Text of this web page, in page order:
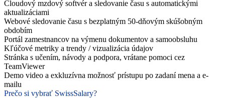
Cloudový mzdový softvér a sledovanie času s automatickými
aktualizáciami
Webové sledovanie času s bezplatným 50-dňovým skúšobným
obdobím
Portál zamestnancov na výmenu dokumentov a samoobsluhu
Kľúčové metriky a trendy / vizualizácia údajov
Stránka s učením, návody a podpora, vrátane pomoci cez
TeamViewer
Demo video a exkluzívna možnosť prístupu po zadaní mena a e-
mailu
Prečo si vybrať SwissSalary?